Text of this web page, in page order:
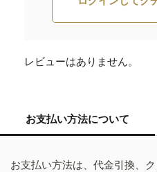
レビューはありません。
お支払い方法について
お支払い方法は、代金引換、